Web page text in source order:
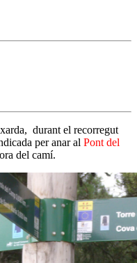
durant el recorregut
per anar al Pont del
del camí.